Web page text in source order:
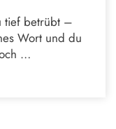
tief betrübt –
Wort und du
…